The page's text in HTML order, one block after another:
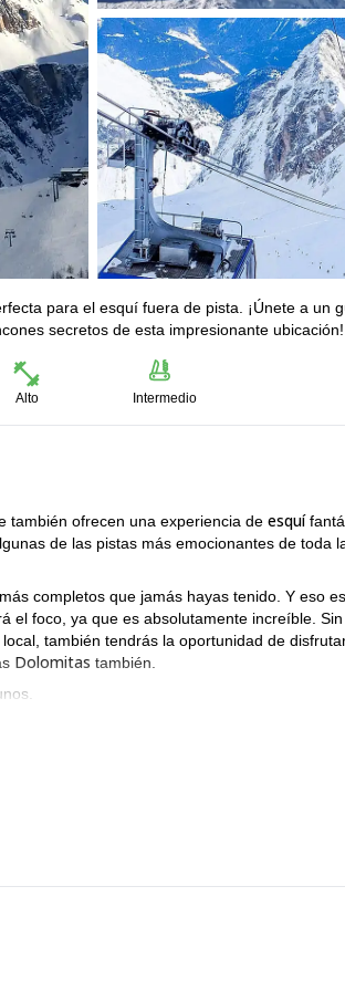
para el esquí fuera de pista. ¡Únete a un
secretos de esta impresionante ubicación!
Alto Intermedio
también ofrecen una experiencia de esquí
de las pistas más emocionantes de toda
completos que jamás hayas tenido. Y eso es
el foco, ya que es absolutamente increíble. Sin
también tendrás la oportunidad de
Dolomitas también.
populares. Y aunque sería imposible
posible. Así que envíame una solicitud y